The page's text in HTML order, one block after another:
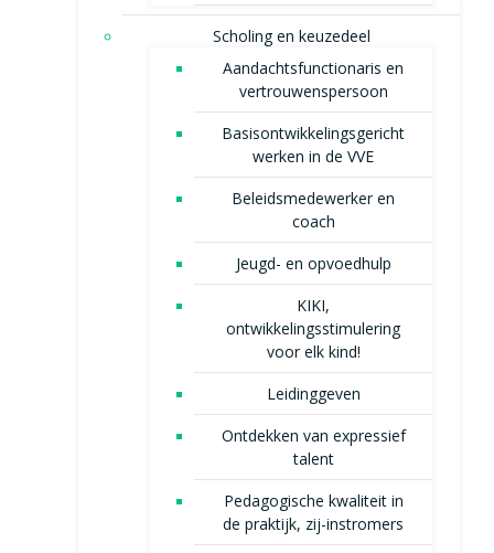
Scholing en keuzedeel
Aandachtsfunctionaris en
vertrouwenspersoon
Basisontwikkelingsgericht
werken in de VVE
Beleidsmedewerker en
coach
Jeugd- en opvoedhulp
KIKI,
ontwikkelingsstimulering
voor elk kind!
Leidinggeven
Ontdekken van expressief
talent
Pedagogische kwaliteit in
de praktijk, zij-instromers